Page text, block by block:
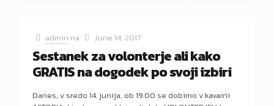
admin na June 14, 2017
Sestanek za volonterje ali kako
GRATIS na dogodek po svoji izbiri
Danes, v sredo 14. junija, ob 19.00 se dobimo v kavarni